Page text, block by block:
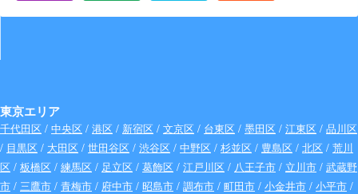
東京エリア
千代田区 / 中央区 / 港区 / 新宿区 / 文京区 / 台東区 / 墨田区 / 江東区 / 品川区
/ 目黒区 / 大田区 / 世田谷区 / 渋谷区 / 中野区 / 杉並区 / 豊島区 / 北区 / 荒川
区 / 板橋区 / 練馬区 / 足立区 / 葛飾区 / 江戸川区 / 八王子市 / 立川市 / 武蔵野
市 / 三鷹市 / 青梅市 / 府中市 / 昭島市 / 調布市 / 町田市 / 小金井市 / 小平市 /